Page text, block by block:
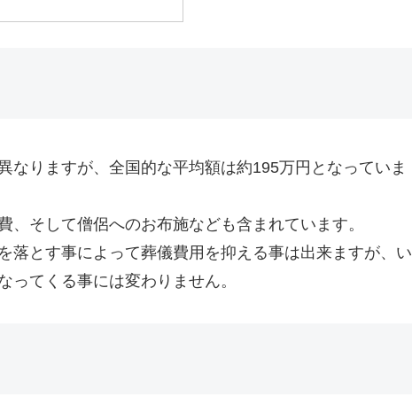
なりますが、全国的な平均額は約195万円となっていま
、そして僧侶へのお布施なども含まれています。
落とす事によって葬儀費用を抑える事は出来ますが、い
ってくる事には変わりません。